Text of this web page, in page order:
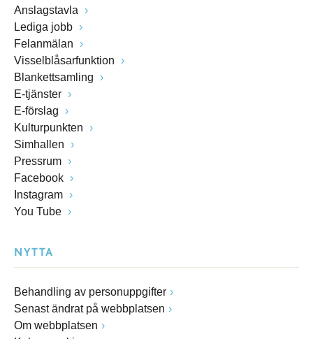
Anslagstavla
Lediga jobb
Felanmälan
Visselblåsarfunktion
Blankettsamling
E-tjänster
E-förslag
Kulturpunkten
Simhallen
Pressrum
Facebook
Instagram
You Tube
NYTTA
Behandling av personuppgifter
Senast ändrat på webbplatsen
Om webbplatsen